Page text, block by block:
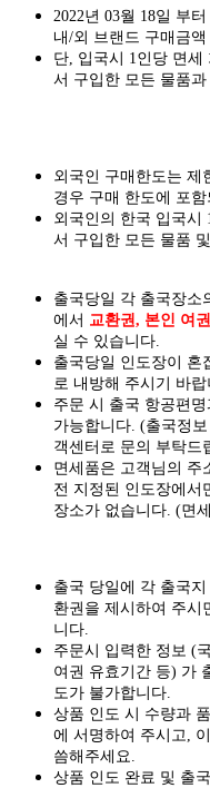
2022년 03월 18일 부터
내/외 브랜드 구매금
단, 입국시 1인당 면세
서 구입한 모든 물품과
외국인 구매한도는 제
경우 구매 한도에 포
외국인의 한국 입국시
서 구입한 모든 물품
출국당일 각 출국장소
에서 교환권, 본인 여
실 수 있습니다.
출국당일 인도장이 혼
로 내방해 주시기 바랍
주문 시 출국 항공편
가능합니다. (출국정
객센터로 문의 부탁드
면세품은 고객님의 주
전 지정된 인도장에서
장소가 없습니다. (면
출국 당일에 각 출국
환권을 제시하여 주시
니다.
주문시 입력한 정보 (
여권 유효기간 등) 가
도가 불가합니다.
상품 인도 시 수량과
에 서명하여 주시고,
씀해주세요.
상품 인도 완료 및 출